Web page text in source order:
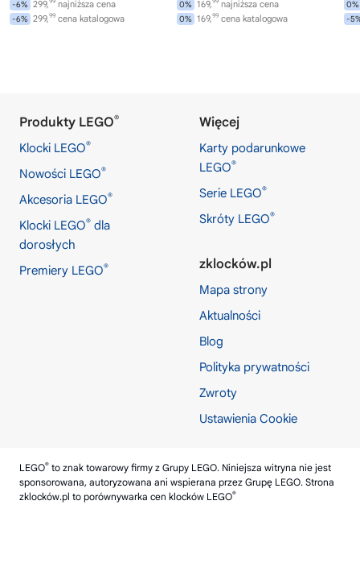
-6% 299,99 najniższa cena
-6% 299,99 cena katalogowa
0% 169,99 najniższa cena
0% 169,99 cena katalogowa
0%
-
Produkty LEGO®
Klocki LEGO®
Nowości LEGO®
Akcesoria LEGO®
Klocki LEGO® dla
dorosłych
Premiery LEGO®
Więcej
Karty podarunkowe
LEGO®
Serie LEGO®
Skróty LEGO®
zklocków.pl
Mapa strony
Aktualności
Blog
Polityka prywatności
Zwroty
Ustawienia Cookie
LEGO® to znak towarowy firmy z Grupy LEGO. Niniejsza witryna nie jest
sponsorowana, autoryzowana ani wspierana przez Grupę LEGO. Strona
zklocków.pl to porównywarka cen klocków LEGO®